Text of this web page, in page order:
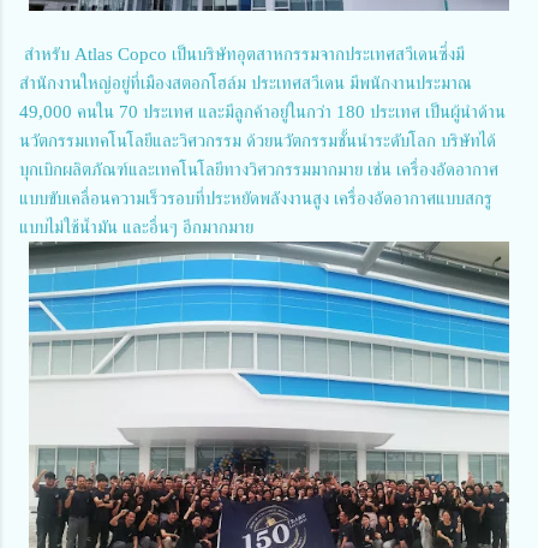
สำหรับ Atlas Copco เป็นบริษัทอุตสาหกรรมจากประเทศสวีเดนซึ่งมี
สำนักงานใหญ่อยู่ที่เมืองสตอกโฮล์ม ประเทศสวีเดน มีพนักงานประมาณ
49,000 คนใน 70 ประเทศ และมีลูกค้าอยู่ในกว่า 180 ประเทศ เป็นผู้นำด้าน
นวัตกรรมเทคโนโลยีและวิศวกรรม ด้วยนวัตกรรมชั้นนำระดับโลก บริษัทได้
บุกเบิกผลิตภัณฑ์และเทคโนโลยีทางวิศวกรรมมากมาย เช่น เครื่องอัดอากาศ
แบบขับเคลื่อนความเร็วรอบที่ประหยัดพลังงานสูง เครื่องอัดอากาศแบบสกรู
แบบไม่ใช้น้ำมัน และอื่นๆ อีกมากมาย